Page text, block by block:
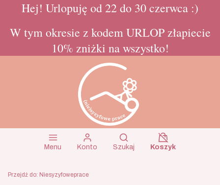
Hej! Urlopuję od 22 do 30 czerwca :)
W tym okresie z kodem URLOP złapiecie
10% zniżki na wszystko!
Menu Konto
Otwórz wyszukiwarkę
Szukaj
Koszyk
Koszyk
Przejdź do: Niesyzyfoweprace